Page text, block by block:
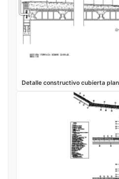
Detalle constructivo cubierta